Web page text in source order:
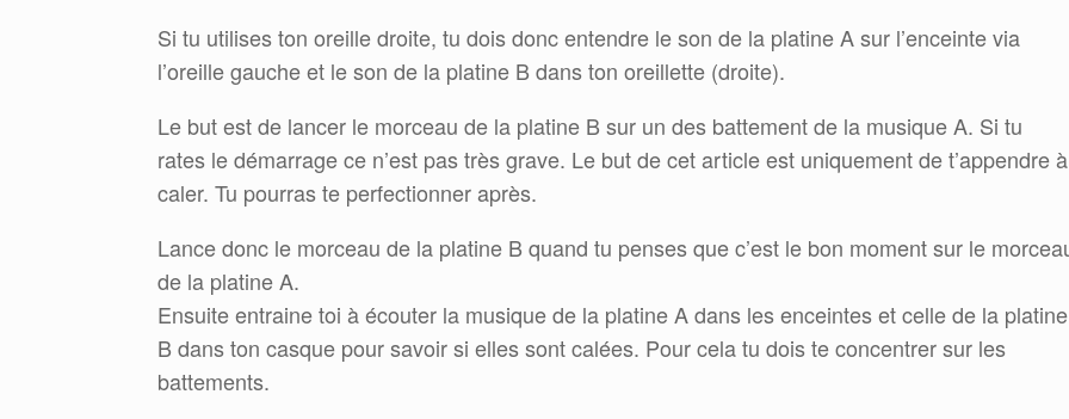
Si tu utilises ton oreille droite, tu dois donc entendre le son de la platine A sur l’enceinte via
l’oreille gauche et le son de la platine B dans ton oreillette (droite).
Le but est de lancer le morceau de la platine B sur un des battement de la musique A. Si tu
rates le démarrage ce n’est pas très grave. Le but de cet article est uniquement de t’appendre à
caler. Tu pourras te perfectionner après.
Lance donc le morceau de la platine B quand tu penses que c’est le bon moment sur le
de la platine A.
Ensuite entraine toi à écouter la musique de la platine A dans les enceintes et celle de la platine
B dans ton casque pour savoir si elles sont calées. Pour cela tu dois te concentrer sur les
battements.